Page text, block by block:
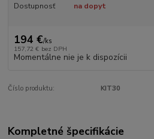
Dostupnosť na dopyt
194 €/ks
157,72 € bez DPH
Momentálne nie je k dispozícii
Číslo produktu: KIT30
Kompletné špecifikácie